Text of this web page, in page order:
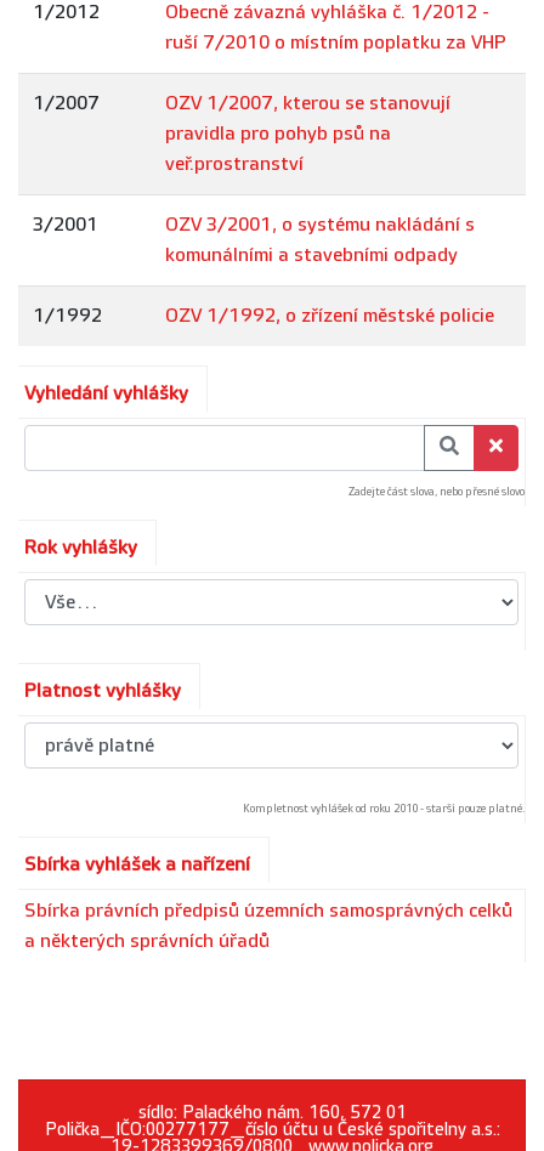
1/2012
Obecně závazná vyhláška č. 1/2012 -
ruší 7/2010 o místním poplatku za VHP
1/2007
OZV 1/2007, kterou se stanovují
pravidla pro pohyb psů na
veř.prostranství
3/2001
OZV 3/2001, o systému nakládání s
komunálními a stavebními odpady
1/1992 OZV 1/1992, o zřízení městské policie
Vyhledání vyhlášky
Zadejte část slova, nebo přesné slovo
Rok vyhlášky
Platnost vyhlášky
Kompletnost vyhlášek od roku 2010 - starší pouze platné.
Sbírka vyhlášek a nařízení
Sbírka právních předpisů územních samosprávných celků
a některých správních úřadů
sídlo: Palackého nám. 160, 572 01
Polička_IČO:00277177_číslo účtu u České spořitelny a.s.:
19-1283399369/0800_www.policka.org